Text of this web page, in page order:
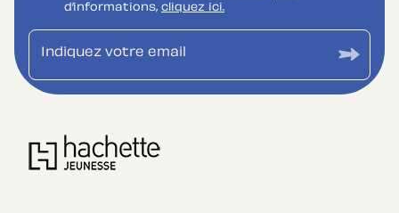
d’informations, cliquez ici.
Indiquez votre email